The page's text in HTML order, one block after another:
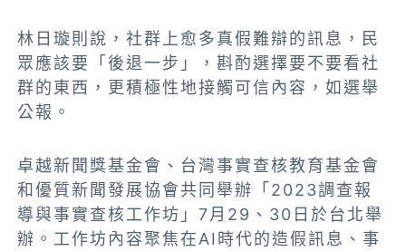
林日璇則說，社群上愈多真假難辯的訊息，民
眾應該要「後退一步」，斟酌選擇要不要看社
群的東西，更積極性地接觸可信內容，如選舉
公報。
卓越新聞獎基金會、台灣事實查核教育基金會
和優質新聞發展協會共同舉辦「2023調查報
導與事實查核工作坊」7月29、30日於台北舉
辦。工作坊內容聚焦在AI時代的造假訊息、事